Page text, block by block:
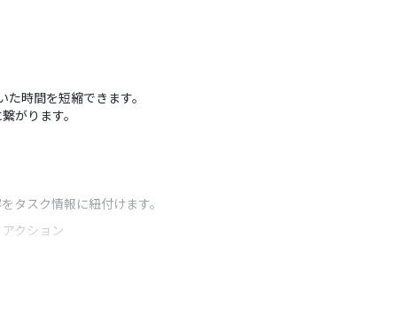
時間を短縮できます。
がります。
タスク情報に紐付けます。
クション